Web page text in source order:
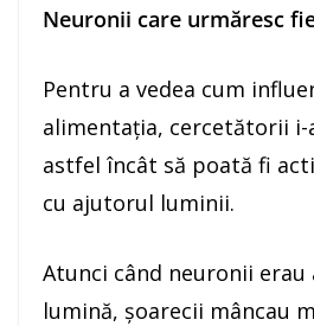
Neuronii care urmăresc
Pentru a vedea cum
alimentaţia, cercetătorii
astfel încât să poată fi
cu ajutorul luminii.
Atunci când neuronii erau
lumină, şoarecii mâncau